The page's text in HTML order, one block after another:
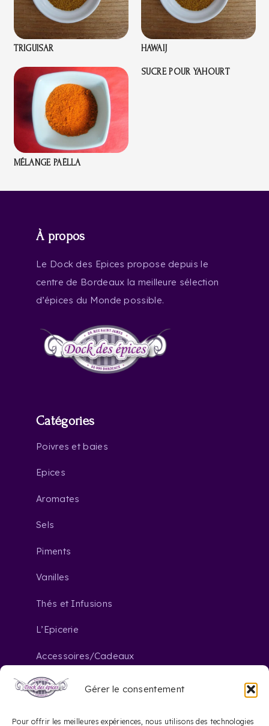
Gérer le consentement
Pour offrir les meilleures expériences, nous utilisons des technologies
TRIGUISAR HAWAIJ
MÉLANGE PAËLLA
SUCRE POUR YAHOURT
À propos
Le Dock des Epices propose depuis le
centre de Bordeaux la meilleure sélection
d’épices du Monde possible.
Catégories
Poivres et baies
Epices
Aromates
Sels
Piments
Vanilles
Thés et Infusions
L’Epicerie
Accessoires/Cadeaux
Nous contacter